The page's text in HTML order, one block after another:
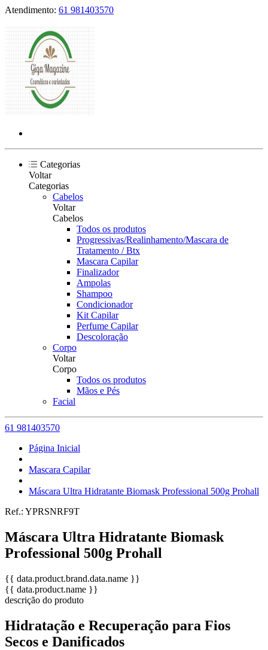
Atendimento: 61 981403570
Categorias
Voltar
Categorias
Cabelos
Voltar
Cabelos
Todos os produtos
Progressivas/Realinhamento/Mascara de
Tratamento / Btx
Mascara Capilar
Finalizador
Ampolas
Shampoo
Condicionador
Kit Capilar
Perfume Capilar
Descoloração
Corpo
Voltar
Corpo
Todos os produtos
Mãos e Pés
Facial
61 981403570
Página Inicial
Mascara Capilar
Máscara Ultra Hidratante Biomask Professional 500g Prohall
Ref.: YPRSNRF9T
Máscara Ultra Hidratante Biomask
Professional 500g Prohall
{{ data.product.brand.data.name }}
{{ data.product.name }}
descrição do produto
Hidratação e Recuperação para Fios
Secos e Danificados